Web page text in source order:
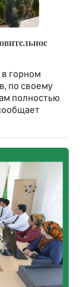
горном
по своему
полностью